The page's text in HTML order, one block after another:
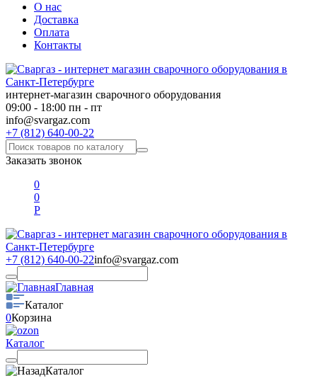
О нас
Доставка
Оплата
Контакты
интернет-магазин сварочного оборудования
09:00 - 18:00 пн - пт
info@svargaz.com
+7 (812) 640-00-22
Заказать звонок
0
0
Р
+7 (812) 640-00-22info@svargaz.com
Главная
Каталог
0Корзина
Каталог
Каталог